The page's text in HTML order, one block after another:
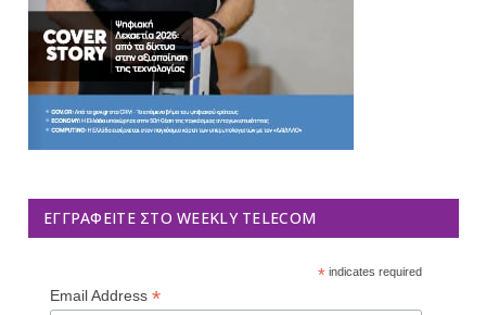
ΕΓΓΡΑΦΕΊΤΕ ΣΤΟ WEEKLY TELECOM
*indicates required
Email Address *